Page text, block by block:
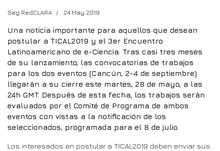
Seg RedCLARA 24 May 2019
Una noticia importante para aquellos que desean
postular a TICAL2019 y el 3er Encuentro
Latinoamericano de e-Ciencia. Tras casi tres meses
de su lanzamiento, las convocatorias de trabajos
para los dos eventos (Cancún, 2-4 de septiembre)
llegarán a su cierre este martes, 28 de mayo, a las
24h GMT. Después de esta fecha, los trabajos serán
evaluados por el Comité de Programa de ambos
eventos con vistas a la notificación de los
seleccionados, programada para el 8 de julio.
Los interesados en postular a TICAL2019 deben enviar sus